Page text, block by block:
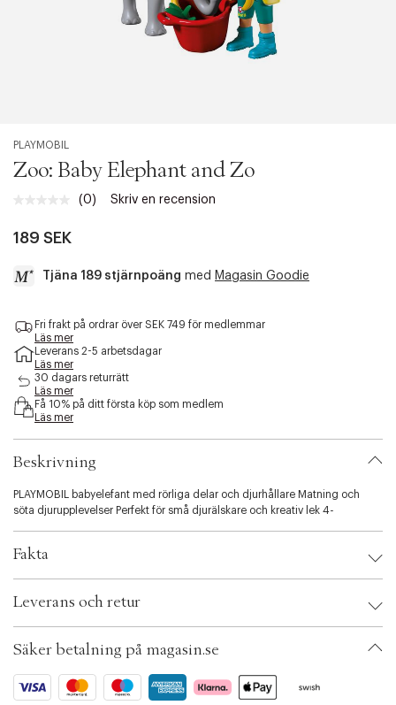
PLAYMOBIL
Zoo: Baby Elephant and Zo
Inget
sida.
(0) Skriv en recension
189 SEK
Tjäna 189 stjärnpoäng med Magasin Goodie
c
c
e
s
s
i
i
l
t
y
a
a
o
s
Fri frakt på ordrar över SEK 749 för medlemmar
Läs mer
Leverans 2-5 arbetsdagar
Läs mer
30 dagars returrätt
Läs mer
Få 10% på ditt första köp som medlem
Läs mer
Beskrivning
PLAYMOBIL babyelefant med rörliga delar och djurhållare Matning och
söta djurupplevelser Perfekt för små djurälskare och kreativ lek 4-
Fakta
EAN: 4008789720924
ID: BQYO73-0008
Leverans och retur
Säker betalning på magasin.se